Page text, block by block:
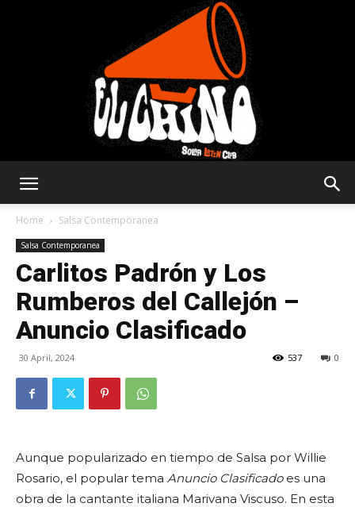
Latin
Club
Home Salsa Contemporanea
Salsa Contemporanea
Carlitos Padrón y Los
Rumberos del Callejón –
Anuncio Clasificado
30 April, 2024 0
537
Aunque popularizado en tiempo de Salsa por Willie
Rosario, el popular tema Anuncio Clasificadoes una
obra de la cantante italiana Marivana Viscuso. En esta